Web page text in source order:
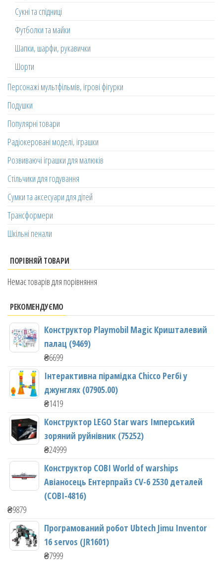
Сукні та спідниці
Футболки та майки
Шапки, шарфи, рукавички
Шорти
Персонажі мультфільмів, ігрові фігурки
Подушки
Популярні товари
Радіокеровані моделі, іграшки
Розвиваючі іграшки для малюків
Стільчики для годування
Сумки та аксесуари для дітей
Трансформери
Шкільні пенали
ПОРІВНЯЙ ТОВАРИ
Немає товарів для порівняння
РЕКОМЕНДУЄМО
Конструктор Playmobil Magic Кришталевий
палац (9469)
₴6699
Інтерактивна пірамідка Chicco Регбі у
джунглях (07905.00)
₴1419
Конструктор LEGO Star wars Імперський
зоряний руйнівник (75252)
₴24999
Конструктор COBI World of warships
Авіаносець Ентерпрайз CV-6 2530 деталей
(COBI-4816)
₴9879
Програмований робот Ubtech Jimu Inventor
16 servos (JR1601)
₴7999